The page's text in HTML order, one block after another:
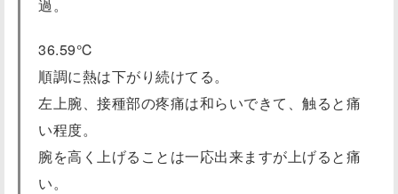
過。
36.59℃
順調に熱は下がり続けてる。
左上腕、接種部の疼痛は和らいできて、触ると痛
い程度。
腕を高く上げることは一応出来ますが上げると痛
い。